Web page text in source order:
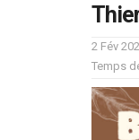
2 Fév
Temps